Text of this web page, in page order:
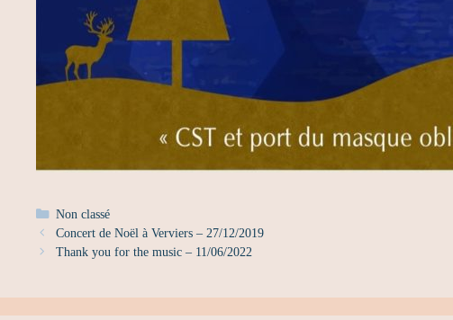
Catégories
Non classé
Concert de Noël à Verviers – 27/12/2019
Thank you for the music – 11/06/2022